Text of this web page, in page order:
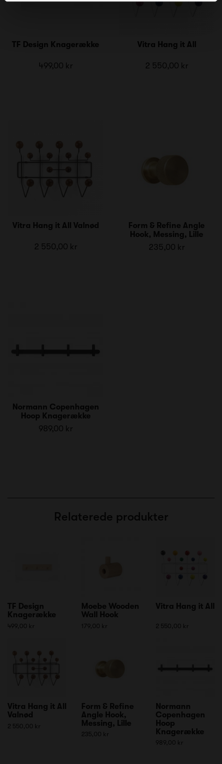
TF Design Knagerække
499,00 kr
Vitra Hang it All
2 550,00 kr
Vitra Hang it All Valnød
2 550,00 kr
Form & Refine Angle
Hook, Messing, Lille
235,00 kr
Normann Copenhagen
Hoop Knagerække
989,00 kr
Relaterede produkter
TF Design
Knagerække
499,00 kr
Moebe Wooden
Wall Hook
179,00 kr
Vitra Hang it All
2 550,00 kr
Vitra Hang it All
Valnød
2 550,00 kr
Form & Refine
Angle Hook,
Messing, Lille
235,00 kr
Normann
Copenhagen
Hoop
Knagerække
989,00 kr